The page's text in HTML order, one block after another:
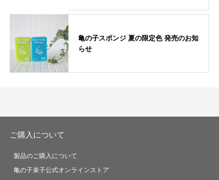
亀の子スポンジ 夏の限定色 発売のお知
らせ
ご購入について
製品のご購入について
亀の子束子公式オンラインストア